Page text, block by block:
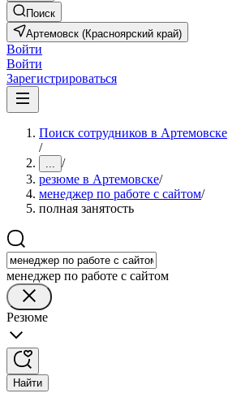
Поиск
Артемовск (Красноярский край)
Войти
Войти
Зарегистрироваться
Поиск сотрудников в Артемовске
/
... /
резюме в Артемовске/
менеджер по работе с сайтом/
полная занятость
менеджер по работе с сайтом
Резюме
Найти